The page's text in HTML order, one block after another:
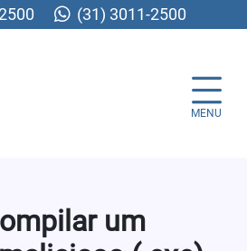
MENU
(31) 3011-2500
um